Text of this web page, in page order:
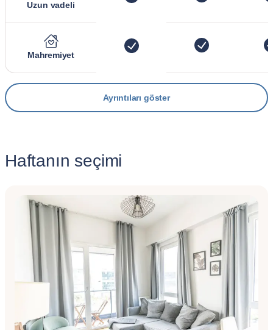
Uzun vadeli
Mahremiyet
Ayrıntıları göster
Haftanın seçimi